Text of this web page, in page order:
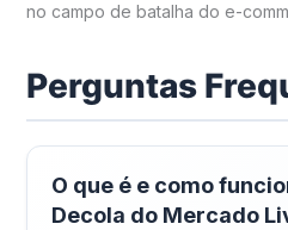
no campo de batalha do e-
Perguntas
O que é e como
Decola do Mercado